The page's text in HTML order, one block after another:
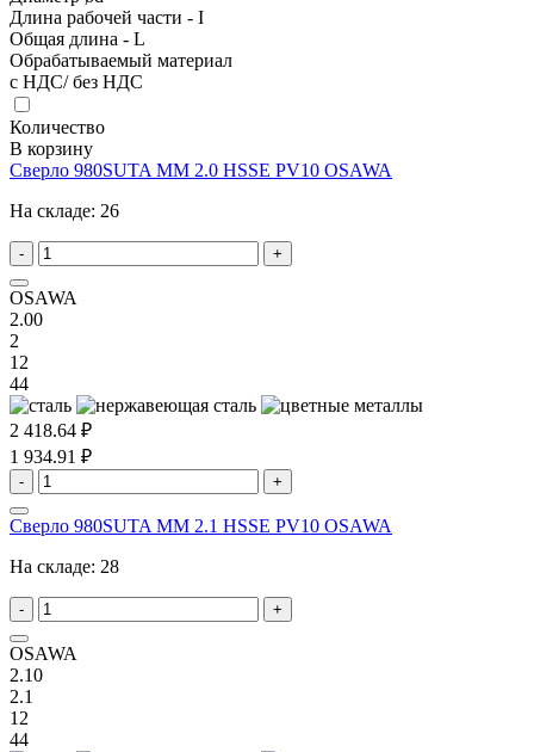
Длина рабочей части - I
Общая длина - L
Обрабатываемый материал
с НДС/ без НДС
Количество
В корзину
Сверло 980SUTA MM 2.0 HSSE PV10 OSAWA
На складе: 26
- +
OSAWA
2.00
2
12
44
2 418.64 ₽
1 934.91 ₽
- +
Сверло 980SUTA MM 2.1 HSSE PV10 OSAWA
На складе: 28
- +
OSAWA
2.10
2.1
12
44